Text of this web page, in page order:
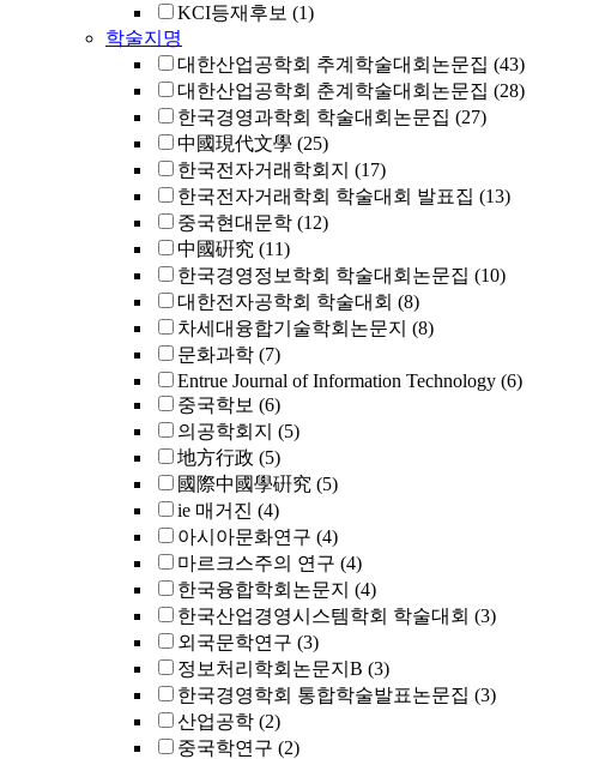
KCI등재후보 (1)
학술지명
대한산업공학회 추계학술대회논문집 (43)
대한산업공학회 춘계학술대회논문집 (28)
한국경영과학회 학술대회논문집 (27)
中國現代文學 (25)
한국전자거래학회지 (17)
한국전자거래학회 학술대회 발표집 (13)
중국현대문학 (12)
中國硏究 (11)
한국경영정보학회 학술대회논문집 (10)
대한전자공학회 학술대회 (8)
차세대융합기술학회논문지 (8)
문화과학 (7)
Entrue Journal of Information Technology (6)
중국학보 (6)
의공학회지 (5)
地方行政 (5)
國際中國學硏究 (5)
ie 매거진 (4)
아시아문화연구 (4)
마르크스주의 연구 (4)
한국융합학회논문지 (4)
한국산업경영시스템학회 학술대회 (3)
외국문학연구 (3)
정보처리학회논문지B (3)
한국경영학회 통합학술발표논문집 (3)
산업공학 (2)
중국학연구 (2)